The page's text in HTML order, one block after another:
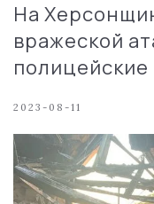
На
вражеской
полицейские
2023-08-11